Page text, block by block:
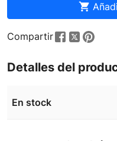

Compartir
Detalles del
En stock